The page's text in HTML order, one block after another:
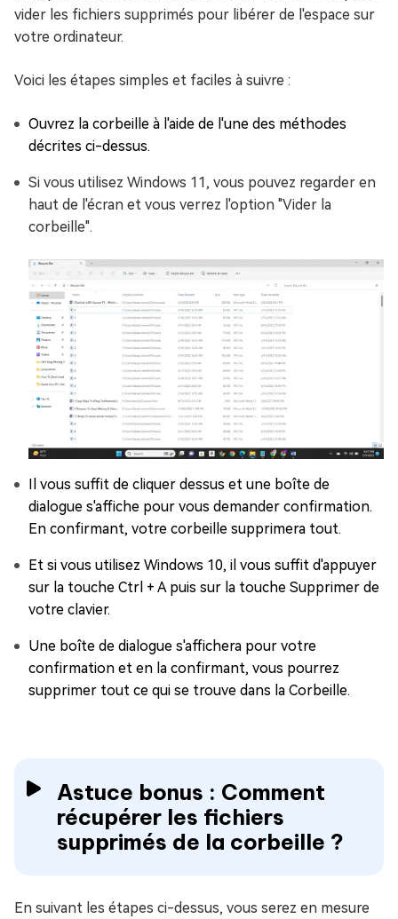
vider les fichiers supprimés pour libérer de l'espace sur
votre ordinateur.
Voici les étapes simples et faciles à suivre :
Ouvrez la corbeille à l'aide de l'une des méthodes
décrites ci-dessus.
Si vous utilisez Windows 11, vous pouvez regarder en
haut de l'écran et vous verrez l'option "Vider la
corbeille".
Il vous suffit de cliquer dessus et une boîte de
dialogue s'affiche pour vous demander confirmation.
En confirmant, votre corbeille supprimera tout.
Et si vous utilisez Windows 10, il vous suffit d'appuyer
sur la touche Ctrl + A puis sur la touche Supprimer de
votre clavier.
Une boîte de dialogue s'affichera pour votre
confirmation et en la confirmant, vous pourrez
supprimer tout ce qui se trouve dans la Corbeille.
Astuce bonus : Comment
récupérer les fichiers
supprimés de la corbeille ?
En suivant les étapes ci-dessus, vous serez en mesure